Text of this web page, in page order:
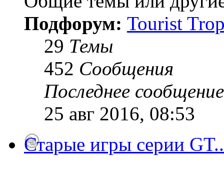
Подфорум: Tourist
29 Темы
452 Сообщения
Последнее сообщение
25 авг 2016, 08:53
Старые игры серии